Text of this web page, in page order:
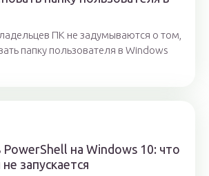
ПК не задумываются о том,
папку пользователя в Windows
на Windows 10: что
запускается